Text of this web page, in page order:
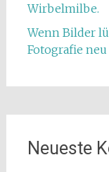
Wirbelmilbe.
Wenn Bilder
Fotografie
Neueste